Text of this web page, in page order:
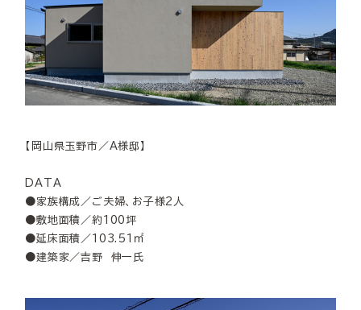
【岡山県玉野市／A様邸】
DATA
●家族構成／ご夫婦、お子様2人
●敷地面積／約100坪
●延床面積／103.51㎡
●建築家／吉野 伸一氏